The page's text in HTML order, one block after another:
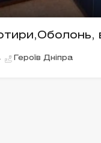
Героїв Дніпра